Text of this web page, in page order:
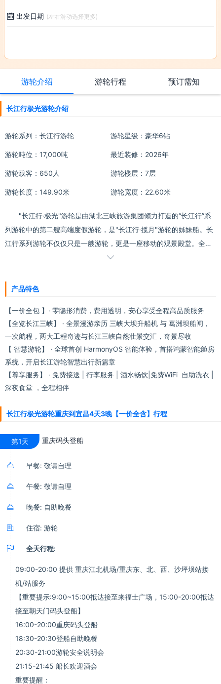
 出发日期 (左右滑动选择更多)
游轮介绍 游轮行程 预订需知
长江行极光游轮介绍
游轮系列： 长江行游轮 游轮星级：豪华6钻
游轮吨位：17,000吨 最近装修：2026年
游轮载客：650人 游轮楼层：7层
游轮长度：149.90米 游轮宽度：22.60米
"长江行·极光"游轮是由湖北三峡旅游集团倾力打造的“长江行”系
列游轮中的第二艘高端度假游轮，是"长江行·揽月"游轮的姊妹船。长
江行系列游轮不仅仅只是一艘游轮，更是一座移动的观景殿堂。全景
落地窗和超大阳光甲板带来无遮挡的开阔视野，将夔门之雄、巫峡之
皆可感受“船在画中行，人在景中游”的诗意场景。当长江诗韵邂逅现
代雅致，“长江行游轮” 成为黄金水道新主角。"长江行·极光"游轮致力
于为游客带来一场移动的、深度的、智慧的、沉浸式的长江三峡美学
之旅。

产品特色
【一价全包 】· 零隐形消费，费用透明，安心享受全程高品质服务
【全览长江三峡】 · 全景漫游亲历 三峡大坝升船机 与 葛洲坝船闸，
一次航程，两大工程奇迹与长江三峡自然壮景交汇，奇景尽收
【 智慧游轮】 · 全球首创 HarmonyOS 智能体验，首搭鸿蒙智能舱房
系统，开启长江游轮智慧出行新篇章
【尊享服务】 · 免费接送 | 行李服务 | 酒水畅饮|免费WiFi 自助洗衣 |
深夜食堂 ，全程相伴
长江行极光游轮重庆到宜昌4天3晚【一价全含】行程
第1天 重庆码头登船
 早餐: 敬请自理
 午餐: 敬请自理
 晚餐: 自助晚餐
 住宿: 游轮
 全天行程:
09:00-20:00 提供 重庆江北机场/重庆东、北、西、沙坪坝站接
机/站服务
【重要提示:9:00~15:00抵达接至来福士广场，15:00-20:00抵达
接至朝天门码头登船】
16:00-20:00重庆码头登船
18:30-20:30登船自助晚餐
20:30-21:00游轮安全说明会
21:15-21:45 船长欢迎酒会
重要提醒：